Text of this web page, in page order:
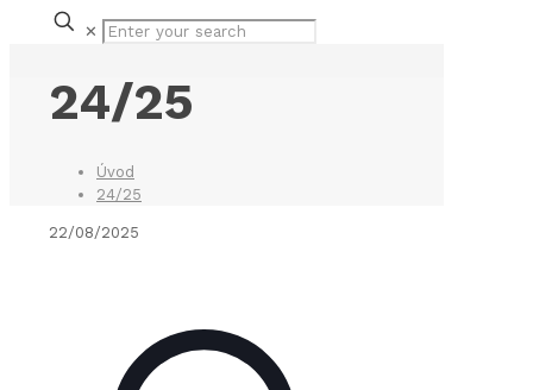
✕
24/25
Úvod
24/25
22/08/2025